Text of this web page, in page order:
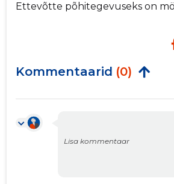
Ettevõtte põhitegevuseks on
Kommentaarid (0)